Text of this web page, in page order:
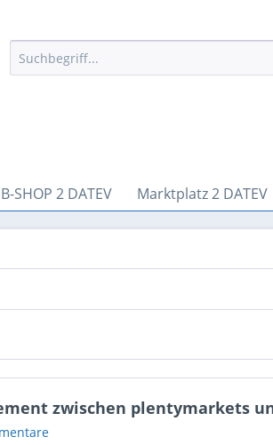
SHOP 2 DATEV Marktplatz 2 DATEV
zwischen plentymarkets